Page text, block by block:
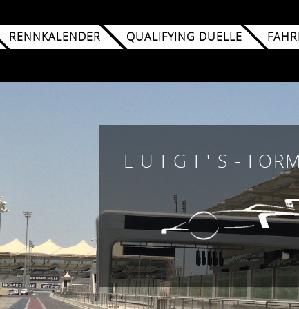
RENNKALENDER QUALIFYING DUELLE
L U I G I ' S -